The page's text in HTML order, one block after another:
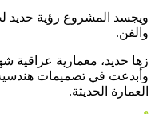
ويجسد المشروع رؤية حديد
والفن.
زها حديد، معمارية عراقية
وأبدعت في تصميمات
العمارة الحديثة.